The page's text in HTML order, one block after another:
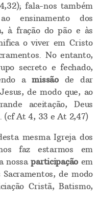
fala-nos também
ensinamento dos
à fração do pão e às
o viver em Cristo
No entanto,
secreto e fechado,
amissão de dar
de modo que, ao
aceitação, Deus
(cf At 4, 33 e At 2,47)
Igreja dos
faz estarmos em
nossaparticipação em
de modo
Cristã, Batismo,